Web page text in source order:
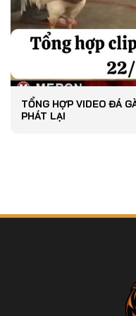
TỔNG HỢP VIDEO ĐÁ
PHÁT LẠI